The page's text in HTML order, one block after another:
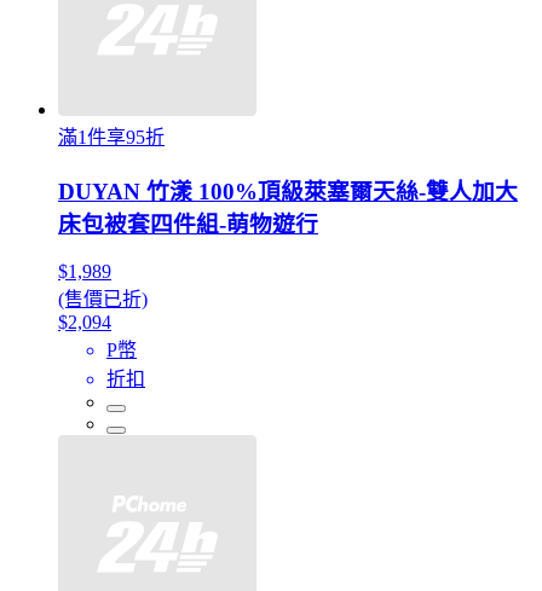
滿1件享95折
DUYAN 竹漾 100%頂級萊塞爾天絲-雙人加大
床包被套四件組-萌物遊行
$1,989
(售價已折)
$2,094
P幣
折扣